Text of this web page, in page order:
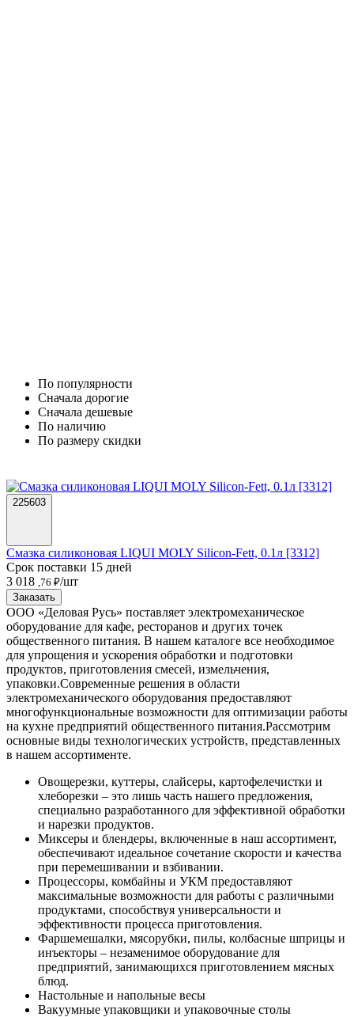
По популярности
Cначала дорогие
Cначала дешевые
По наличию
По размеру скидки
225603
Смазка силиконовая LIQUI MOLY Silicon-Fett, 0.1л [3312]
Срок поставки 15 дней
3 018 ,76 ₽/шт
Заказать
ООО «Деловая Русь» поставляет электромеханическое
оборудование для кафе, ресторанов и других точек
общественного питания. В нашем каталоге все необходимое
для упрощения и ускорения обработки и подготовки
продуктов, приготовления смесей, измельчения,
упаковки.Современные решения в области
электромеханического оборудования предоставляют
многофункциональные возможности для оптимизации работы
на кухне предприятий общественного питания.Рассмотрим
основные виды технологических устройств, представленных
в нашем ассортименте.
Овощерезки, куттеры, слайсеры, картофелечистки и
хлеборезки – это лишь часть нашего предложения,
специально разработанного для эффективной обработки
и нарезки продуктов.
Миксеры и блендеры, включенные в наш ассортимент,
обеспечивают идеальное сочетание скорости и качества
при перемешивании и взбивании.
Процессоры, комбайны и УКМ предоставляют
максимальные возможности для работы с различными
продуктами, способствуя универсальности и
эффективности процесса приготовления.
Фаршемешалки, мясорубки, пилы, колбасные шприцы и
инъекторы – незаменимое оборудование для
предприятий, занимающихся приготовлением мясных
блюд.
Настольные и напольные весы
Вакуумные упаковщики и упаковочные столы